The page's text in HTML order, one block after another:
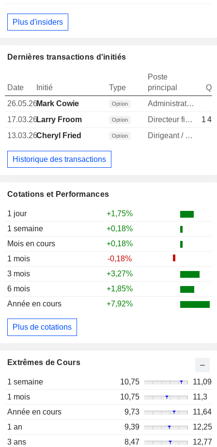
Cotations et Performances
1 jour
+1,75%
1 semaine
+0,18%
Mois en cours
+0,18%
1 mois
-0,18%
3 mois
+3,27%
6 mois
+1,85%
Année en cours
+7,92%
Plus de cotations
Extrêmes de Cours
1 semaine 10,75
11,09
1 mois
10,75
11,3
Année en cours
9,73
11,64
1 an
9,39
12,25
3 ans
8,47
12,77
Plus d'insiders
Dernières transactions d'initiés
Date Initié Type
Poste
principal
26.05.26Mark Cowie Option Administrateur
17.03.26Larry Froom Option Directeur financier
1
13.03.26Cheryl Fried Option Dirigeant / cadre principal
Historique des transactions